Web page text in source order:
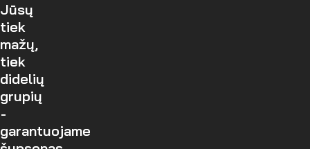
Jūsų
tiek
mažų,
tiek
didelių
grupių
-
garantuojame